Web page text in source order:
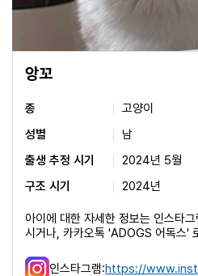
앙꼬
종
고양이
성별
남
출생 추정 시기
2024년 5월
구조 시기
2024년
아이에 대한 자세한 정보는 인스타
시거나, 카카오톡 'ADOGS 어독스'
인스타그램:https://